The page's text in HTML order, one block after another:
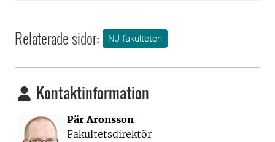
Relaterade sidor: NJ-fakulteten
Kontaktinformation
Pär Aronsson
Fakultetsdirektör